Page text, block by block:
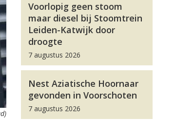
Voorlopig geen stoom
maar diesel bij Stoomtrein
Leiden-Katwijk door
droogte
7 augustus 2026
Nest Aziatische Hoornaar
gevonden in Voorschoten
7 augustus 2026